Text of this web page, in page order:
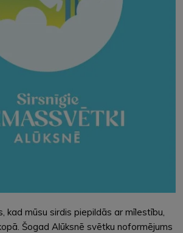
kad mūsu sirdis piepildās ar mīlestību,
Šogad Alūksnē svētku noformējums